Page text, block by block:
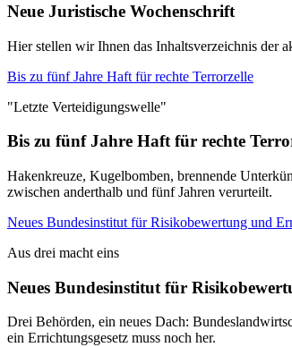
Neue Juristische Wochenschrift
Hier stellen wir Ihnen das Inhaltsverzeichnis der
Bis zu fünf Jahre Haft für rechte Terrorzelle
"Letzte Verteidigungswelle"
Bis zu fünf Jahre Haft für rechte
Hakenkreuze, Kugelbomben, brennende
zwischen anderthalb und fünf Jahren verurteilt.
Neues Bundesinstitut für Risikobewertung und
Aus drei macht eins
Neues Bundesinstitut für
Drei Behörden, ein neues Dach:
ein Errichtungsgesetz muss noch her.